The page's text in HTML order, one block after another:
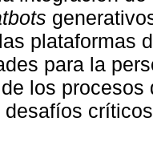
plataformas
para la
los
desafíos